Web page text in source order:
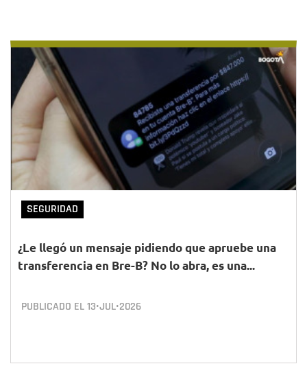
SEGURIDAD
¿Le llegó un mensaje pidiendo que apruebe una
transferencia en Bre-B? No lo abra, es una...
PUBLICADO EL13•JUL•2026